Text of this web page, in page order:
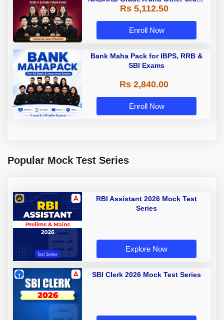
A & Grade B Bank Exams
Rs 5,112.50
Enroll Now
Bank Maha Pack for IBPS, RRB &
SBI Exams
Rs 2,840.00
Enroll Now
Popular Mock Test Series
RBI Assistant 2026 Mock Test
Series
Explore Now
SBI Clerk 2026 Mock Test Series